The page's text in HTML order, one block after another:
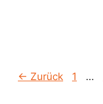
← Zurück Seite
1 …